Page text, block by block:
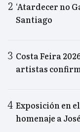
‘Atardecer no
Santiago
Costa Feira
artistas
Exposición en
homenaje a